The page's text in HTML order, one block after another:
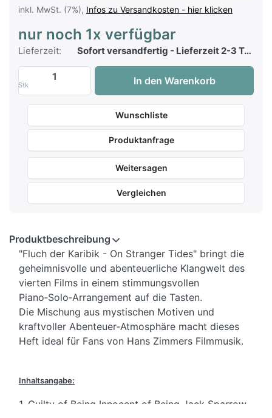
inkl. MwSt. (7%), Infos zu Versandkosten - hier klicken
nur noch 1x verfügbar
Lieferzeit: Sofort versandfertig - Lieferzeit 2-3 Tage
Stk
Fluch der Karibik - On Stranger Tides -
In den Warenkorb
Wunschliste
Produktanfrage
Weitersagen
Vergleichen
Produktbeschreibung
"Fluch der Karibik - On Stranger Tides" bringt die
geheimnisvolle und abenteuerliche Klangwelt des
vierten Films in einem stimmungsvollen
Piano‑Solo‑Arrangement auf die Tasten.
Die Mischung aus mystischen Motiven und
kraftvoller Abenteuer‑Atmosphäre macht dieses
Heft ideal für Fans von Hans Zimmers Filmmusik.
Inhaltsangabe:
1. Guilty of Being Innocent of Being Jack Sparrow